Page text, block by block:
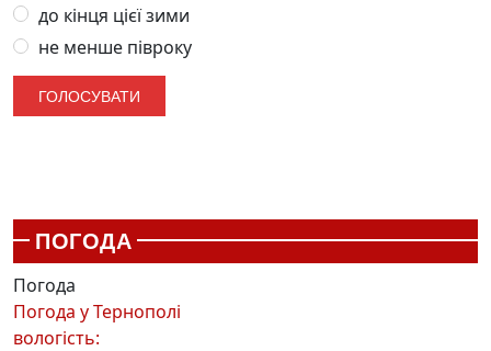
до кінця цієї зими
не менше півроку
ПОГОДА
Погода
Погода уТернополі
вологість: